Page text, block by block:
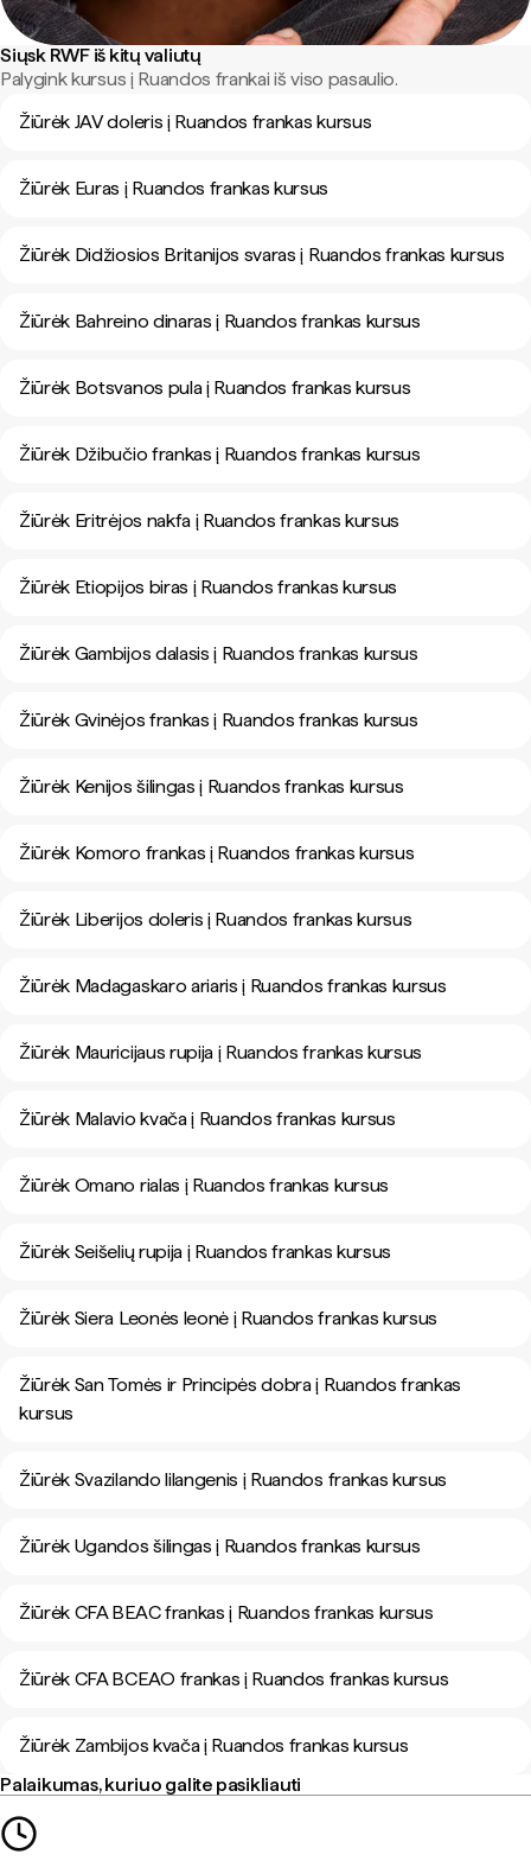
Siųsk RWF iš kitų valiutų
Palygink kursus į Ruandos frankai iš viso pasaulio.
Žiūrėk JAV doleris į Ruandos frankas kursus
Žiūrėk Euras į Ruandos frankas kursus
Žiūrėk Didžiosios Britanijos svaras į Ruandos frankas kursus
Žiūrėk Bahreino dinaras į Ruandos frankas kursus
Žiūrėk Botsvanos pula į Ruandos frankas kursus
Žiūrėk Džibučio frankas į Ruandos frankas kursus
Žiūrėk Eritrėjos nakfa į Ruandos frankas kursus
Žiūrėk Etiopijos biras į Ruandos frankas kursus
Žiūrėk Gambijos dalasis į Ruandos frankas kursus
Žiūrėk Gvinėjos frankas į Ruandos frankas kursus
Žiūrėk Kenijos šilingas į Ruandos frankas kursus
Žiūrėk Komoro frankas į Ruandos frankas kursus
Žiūrėk Liberijos doleris į Ruandos frankas kursus
Žiūrėk Madagaskaro ariaris į Ruandos frankas kursus
Žiūrėk Mauricijaus rupija į Ruandos frankas kursus
Žiūrėk Malavio kvača į Ruandos frankas kursus
Žiūrėk Omano rialas į Ruandos frankas kursus
Žiūrėk Seišelių rupija į Ruandos frankas kursus
Žiūrėk Siera Leonės leonė į Ruandos frankas kursus
Žiūrėk San Tomės ir Principės dobra į Ruandos frankas
kursus
Žiūrėk Svazilando lilangenis į Ruandos frankas kursus
Žiūrėk Ugandos šilingas į Ruandos frankas kursus
Žiūrėk CFA BEAC frankas į Ruandos frankas kursus
Žiūrėk CFA BCEAO frankas į Ruandos frankas kursus
Žiūrėk Zambijos kvača į Ruandos frankas kursus
Palaikumas, kuriuo galite pasikliauti